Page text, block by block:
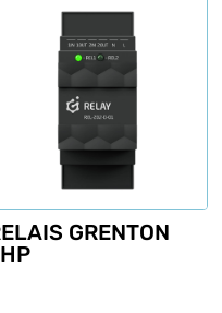
GRENTON